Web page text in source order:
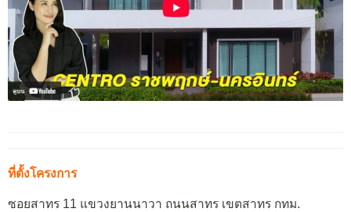
ที่ตั้งโครงการ
ซอยสาทร 11 แขวงยานนาวา ถนนสาทร เขตสาทร กทม.